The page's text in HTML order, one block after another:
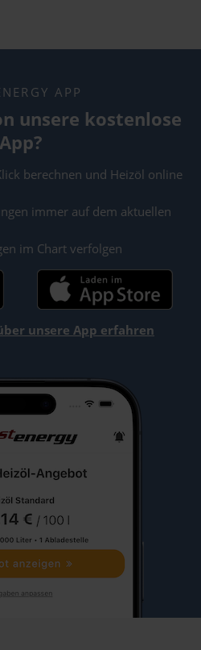
APP
unsere kostenlose
App?
berechnen und Heizöl online
immer auf dem aktuellen
im Chart verfolgen
unsere App erfahren